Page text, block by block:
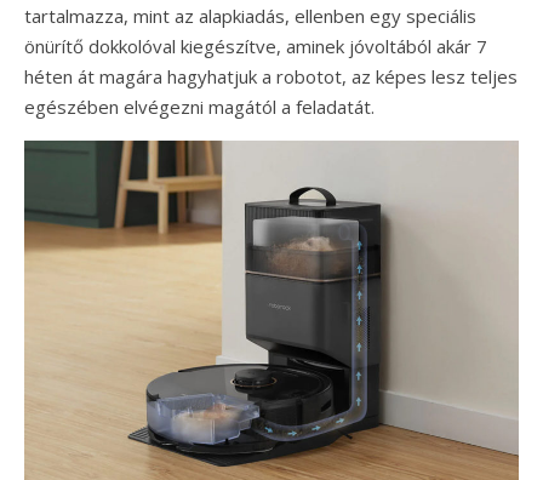
tartalmazza, mint az alapkiadás, ellenben egy speciális
önürítő dokkolóval kiegészítve, aminek jóvoltából akár 7
héten át magára hagyhatjuk a robotot, az képes lesz teljes
egészében elvégezni magától a feladatát.